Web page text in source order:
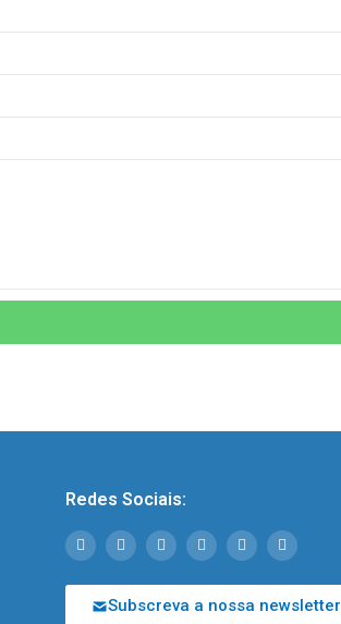
Redes Sociais:
Subscreva a nossa newsletter